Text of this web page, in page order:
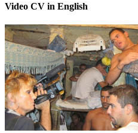
Video CV in English